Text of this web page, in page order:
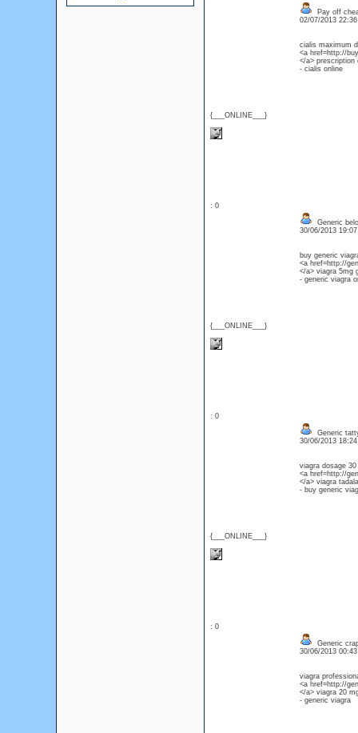
{___ONLINE___}
Pay off
02/07/2013
cialis maximum
<a href=http://
</a> prescription
- cialis online
: 0
{___ONLINE___}
Generic
30/06/2013
buy generic
<a href=http://
</a> viagra 5mg
- generic viagra
: 0
{___ONLINE___}
Generic
30/06/2013
viagra dosage
<a href=http://
</a> viagra
- buy generic
: 0
Generic
30/06/2013
viagra
<a href=http://
</a> viagra 20
- generic viagra